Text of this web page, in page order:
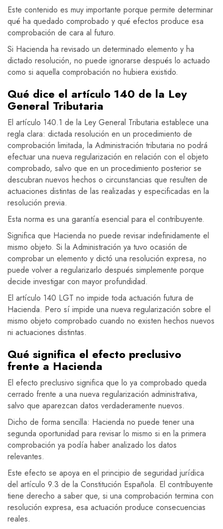
Este contenido es muy importante porque permite determinar
qué ha quedado comprobado y qué efectos produce esa
comprobación de cara al futuro.
Si Hacienda ha revisado un determinado elemento y ha
dictado resolución, no puede ignorarse después lo actuado
como si aquella comprobación no hubiera existido.
Qué dice el artículo 140 de la Ley
General Tributaria
El artículo 140.1 de la Ley General Tributaria establece una
regla clara: dictada resolución en un procedimiento de
comprobación limitada, la Administración tributaria no podrá
efectuar una nueva regularización en relación con el objeto
comprobado, salvo que en un procedimiento posterior se
descubran nuevos hechos o circunstancias que resulten de
actuaciones distintas de las realizadas y especificadas en la
resolución previa.
Esta norma es una garantía esencial para el contribuyente.
Significa que Hacienda no puede revisar indefinidamente el
mismo objeto. Si la Administración ya tuvo ocasión de
comprobar un elemento y dictó una resolución expresa, no
puede volver a regularizarlo después simplemente porque
decide investigar con mayor profundidad.
El artículo 140 LGT no impide toda actuación futura de
Hacienda. Pero sí impide una nueva regularización sobre el
mismo objeto comprobado cuando no existen hechos nuevos
ni actuaciones distintas.
Qué significa el efecto preclusivo
frente a Hacienda
El efecto preclusivo significa que lo ya comprobado queda
cerrado frente a una nueva regularización administrativa,
salvo que aparezcan datos verdaderamente nuevos.
Dicho de forma sencilla: Hacienda no puede tener una
segunda oportunidad para revisar lo mismo si en la primera
comprobación ya podía haber analizado los datos
relevantes.
Este efecto se apoya en el principio de seguridad jurídica
del artículo 9.3 de la Constitución Española. El contribuyente
tiene derecho a saber que, si una comprobación termina con
resolución expresa, esa actuación produce consecuencias
reales.